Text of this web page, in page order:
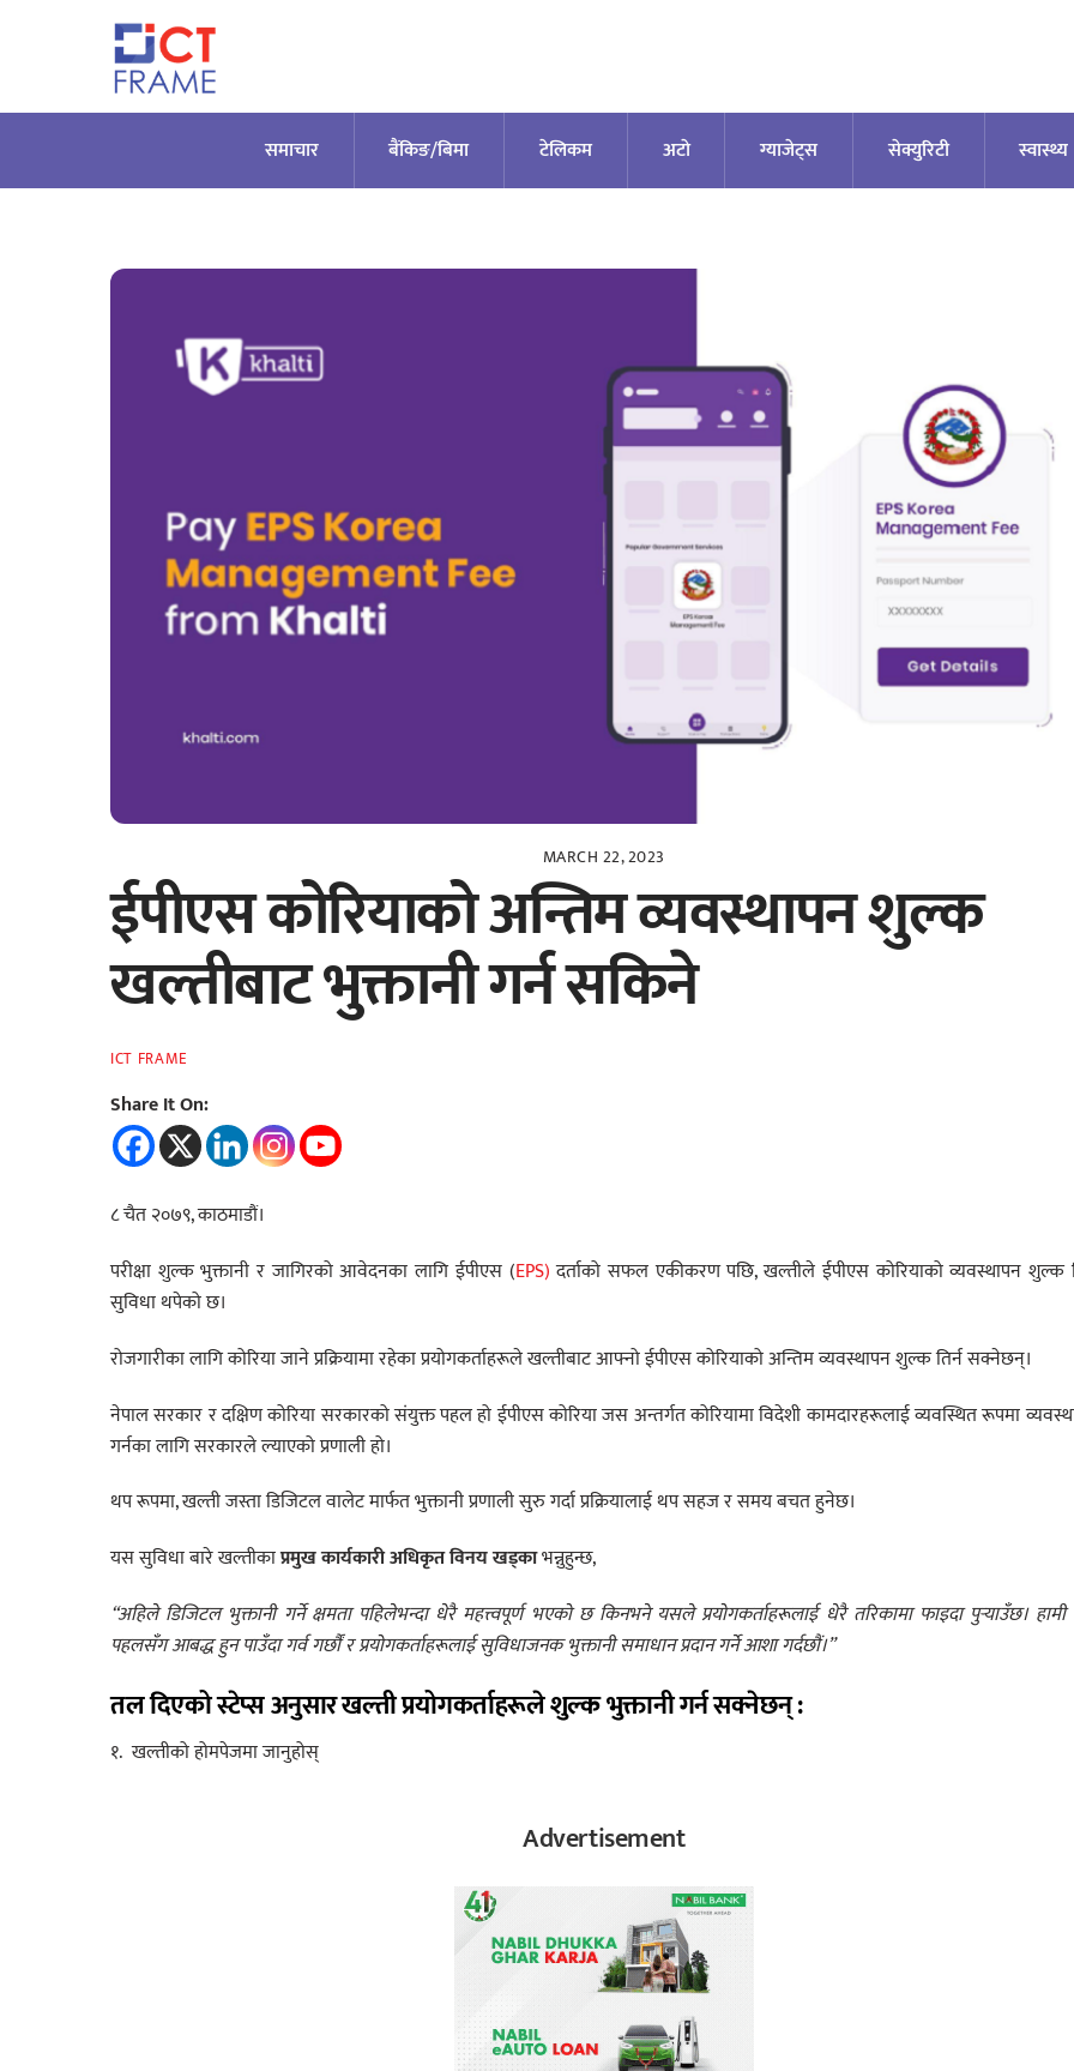
समाचार बैंकिङ/बिमा टेलिकम अटाे ग्याजेट्स सेक्युरिटी स्वास्थ्य
MARCH 22, 2023
ईपीएस कोरियाको अन्तिम व्यवस्थापन शुल्क
खल्तीबाट भुक्तानी गर्न सकिने
ICT FRAME
Share It On:
८ चैत २०७९, काठमाडौं।
परीक्षा शुल्क भुक्तानी र जागिरको आवेदनका लागि ईपीएस (EPS)दर्ताको सफल एकीकरण पछि, खल्तीले ईपीएस कोरियाको व्यवस्थापन शुल्क
सुविधा थपेको छ।
रोजगारीका लागि कोरिया जाने प्रक्रियामा रहेका प्रयोगकर्ताहरूले खल्तीबाट आफ्नो ईपीएस कोरियाको अन्तिम व्यवस्थापन शुल्क तिर्न सक्नेछन्।
नेपाल सरकार र दक्षिण कोरिया सरकारको संयुक्त पहल हो ईपीएस कोरिया जस अन्तर्गत कोरियामा विदेशी कामदारहरूलाई व्यवस्थित रूपमा
गर्नका लागि सरकारले ल्याएको प्रणाली हो।
थप रूपमा, खल्ती जस्ता डिजिटल वालेट मार्फत भुक्तानी प्रणाली सुरु गर्दा प्रक्रियालाई थप सहज र समय बचत हुनेछ।
यस सुविधा बारे खल्तीकाप्रमुख कार्यकारी अधिकृत विनय खड्काभन्नुहुन्छ,
“अहिले डिजिटल भुक्तानी गर्ने क्षमता पहिलेभन्दा धेरै महत्त्वपूर्ण भएको छ किनभने यसले प्रयोगकर्ताहरूलाई धेरै तरिकामा फाइदा पुर्‍याउँछ।
पहलसँग आबद्ध हुन पाउँदा गर्व गर्छौं र प्रयोगकर्ताहरूलाई सुविधाजनक भुक्तानी समाधान प्रदान गर्ने आशा गर्दछौं।”
तल दिएको स्टेप्स अनुसार खल्ती प्रयोगकर्ताहरूले शुल्क भुक्तानी गर्न सक्नेछन् :
१. खल्तीको होमपेजमा जानुहोस्
Advertisement